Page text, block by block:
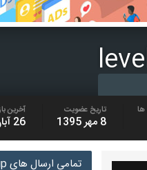
ها تاریخ عضویت
8 مهر 1395
آخرین
26 آبان
تمامی ارسال های levelup